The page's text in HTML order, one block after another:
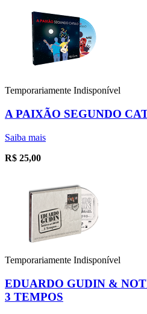
Temporariamente Indisponível
A PAIXÃO SEGUNDO
Saiba mais
R$ 25,00
Temporariamente Indisponível
EDUARDO GUDIN &
3 TEMPOS